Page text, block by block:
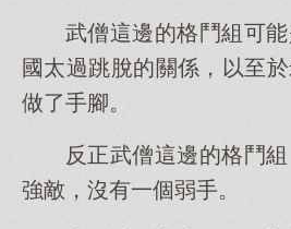
武僧這邊的格鬥組可
國太過跳脫的關係，以至
做了手腳。
反正武僧這邊的格鬥
強敵，沒有一個弱手。